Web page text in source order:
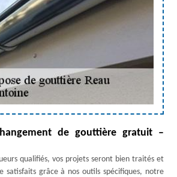
de gouttière gratuit –
qualifiés, vos projets seront bien traités et
satisfaits grâce à nos outils spécifiques, notre